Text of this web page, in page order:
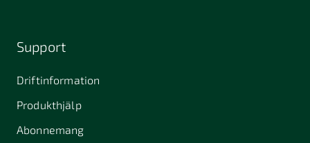
Support
Driftinformation
Produkthjälp
Abonnemang